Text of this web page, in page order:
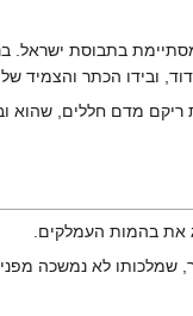
בתבוסת ישראל.
ובידו הכתר והצמיד
ריקם מדם חללים, שהוא
את בהמות העמלקים.
לא נמשכה